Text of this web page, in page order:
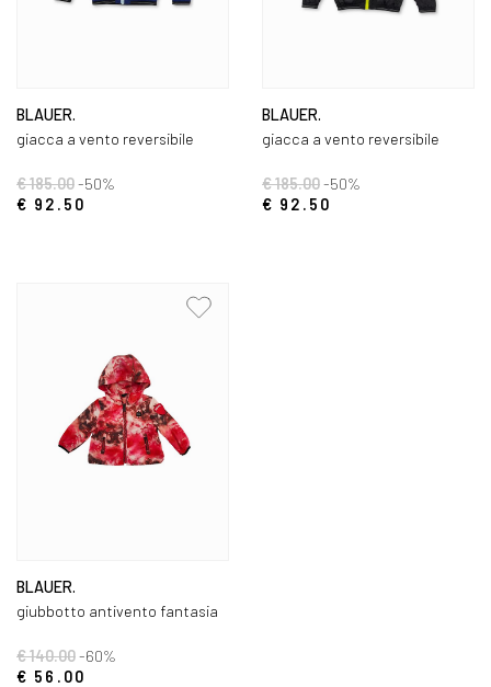
BLAUER.
giacca a vento reversibile
€ 185.00-50%
€ 92.50
BLAUER.
giacca a vento reversibile
€ 185.00-50%
€ 92.50
BLAUER.
giubbotto antivento fantasia
€ 140.00-60%
€ 56.00